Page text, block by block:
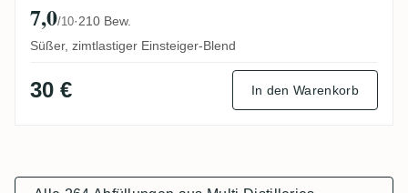
7,0/10·210 Bew.
Süßer, zimtlastiger Einsteiger-Blend
30 € In den Warenkorb